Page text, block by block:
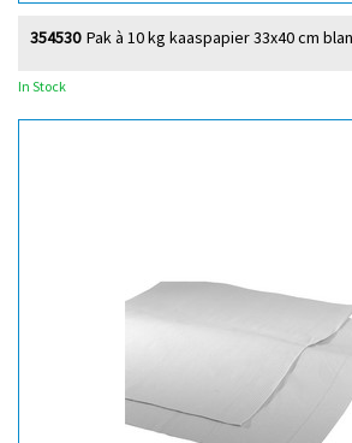
Pak à 10 kg kaaspapier 33x40 cm
354530
In Stock